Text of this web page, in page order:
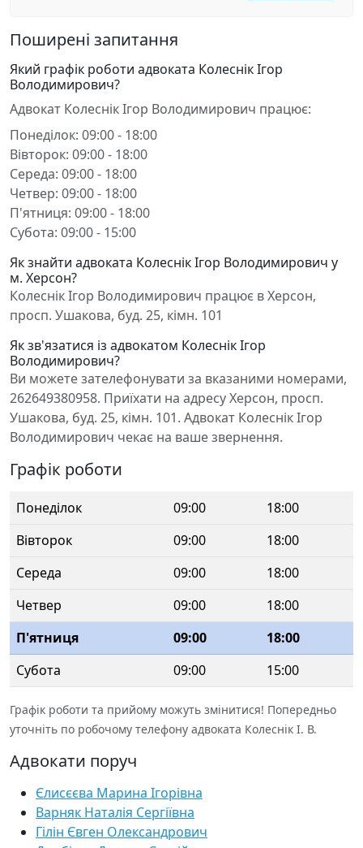
Поширені запитання
Який графік роботи адвоката Колеснік Ігор
Володимирович?
Адвокат Колеснік Ігор Володимирович працює:
Понеділок: 09:00 - 18:00
Вівторок: 09:00 - 18:00
Середа: 09:00 - 18:00
Четвер: 09:00 - 18:00
П'ятниця: 09:00 - 18:00
Субота: 09:00 - 15:00
Як знайти адвоката Колеснік Ігор Володимирович у
м. Херсон?
Колеснік Ігор Володимирович працює в Херсон,
просп. Ушакова, буд. 25, кімн. 101
Як зв'язатися із адвокатом Колеснік Ігор
Володимирович?
Ви можете зателефонувати за вказаними номерами,
262649380958. Приїхати на адресу Херсон, просп.
Ушакова, буд. 25, кімн. 101. Адвокат Колеснік Ігор
Володимирович чекає на ваше звернення.
Графік роботи
Понеділок 09:00
18:00
Вівторок
09:00
18:00
Середа
09:00
18:00
Четвер
09:00
18:00
П'ятниця
09:00
18:00
Субота
09:00 15:00
Графік роботи та прийому можуть змінитися! Попередньо
уточніть по робочому телефону адвоката Колеснік І. В.
Адвокати поруч
Єлисєєва Марина Ігорівна
Варняк Наталія Сергіївна
Гілін Євген Олександрович